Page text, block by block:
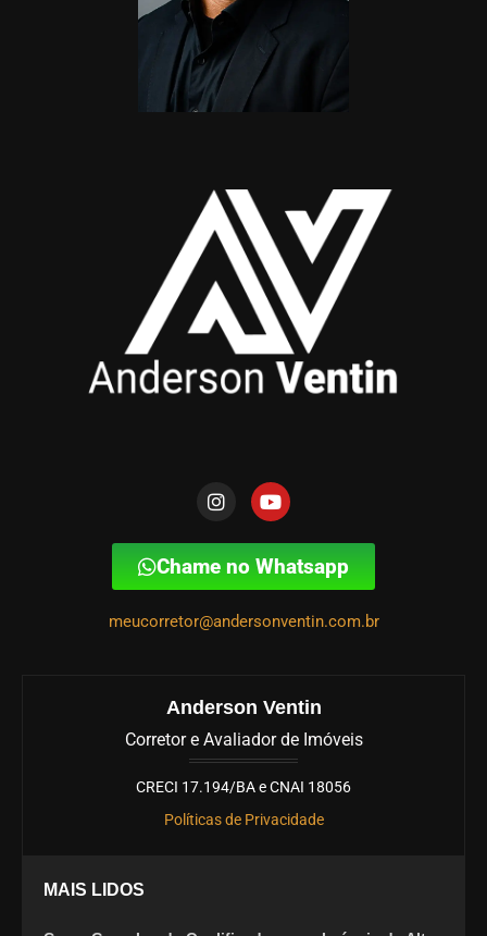
Chame no Whatsapp
meucorretor@andersonventin.com.br
Anderson Ventin
Corretor e Avaliador de Imóveis
CRECI 17.194/BA e CNAI 18056
Políticas de Privacidade
MAIS LIDOS